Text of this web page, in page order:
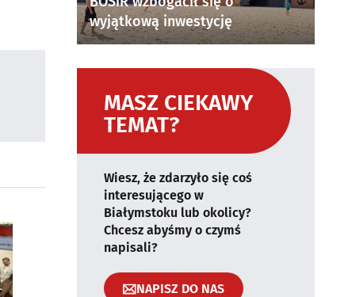
wyjątkową inwestycję
MASZ CIEKAWY
TEMAT?
Wiesz, że zdarzyło się coś
interesującego w
Białymstoku lub okolicy?
Chcesz abyśmy o czymś
napisali?
NAPISZ DO NAS